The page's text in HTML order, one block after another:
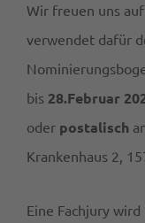
Wir freuen uns
verwendet dafür
bis 28.Februar
oder postalisch
Krankenhaus 2,
Eine Fachjury